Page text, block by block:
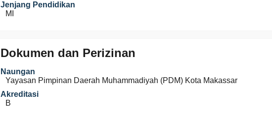
Jenjang Pendidikan
MI
Dokumen dan Perizinan
Naungan
Yayasan Pimpinan Daerah Muhammadiyah (PDM) Kota Makassar
Akreditasi
B